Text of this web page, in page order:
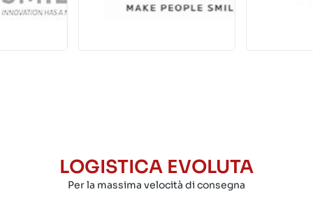
LOGISTICA EVOLUTA
Per la massima velocità di consegna